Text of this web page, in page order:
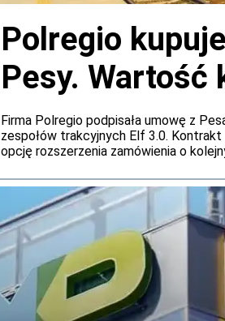
Polregio
Pesy. Wartość
mln zł
Firma Polregio podpisała umowę z
zespołów trakcyjnych Elf 3.0.
opcję rozszerzenia zamówienia o